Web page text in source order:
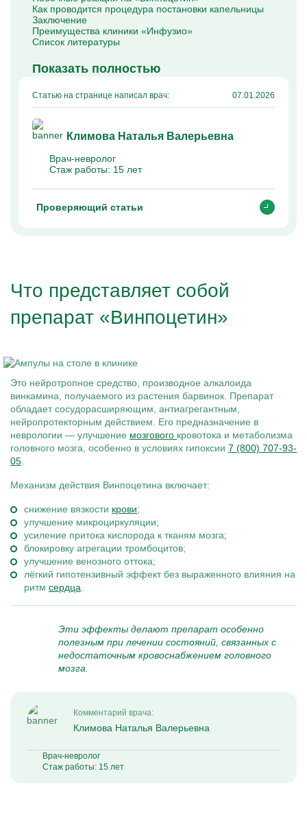
Капельницы Преднизолона
Цераксон капельница
Капельница Церебролизин
Капельница Мильгамма
Капельница Ципрофлоксацин
Капельница Рингер
Как проводится процедура постановки капельницы
Заключение
Преимущества клиники «Инфузио»
Список литературы
Показать полностью
Статью на странице написал врач: 07.01.2026
Климова Наталья Валерьевна
Врач-невролог
Стаж работы: 15 лет
Проверяющий статьи
Что представляет собой
препарат «Винпоцетин»
Это нейротропное средство, производное алкалоида
винкамина, получаемого из растения барвинок. Препарат
обладает сосудорасширяющим, антиагрегантным,
нейропротекторным действием. Его предназначение в
неврологии — улучшение мозгового кровотока и метаболизма
головного мозга, особенно в условиях гипоксии 7 (800) 707-93-
05
Механизм действия Винпоцетина включает:
снижение вязкости крови;
улучшение микроциркуляции;
усиление притока кислорода к тканям мозга;
блокировку агрегации тромбоцитов;
улучшение венозного оттока;
лёгкий гипотензивный эффект без выраженного влияния на
ритм сердца
Эти эффекты делают препарат особенно
полезным при лечении состояний, связанных с
недостаточным кровоснабжением головного
мозга.
Комментарий врача:
Климова Наталья Валерьевна
Врач-невролог
Стаж работы: 15 лет